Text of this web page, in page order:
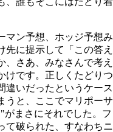
マン予想、ホッジ予想み
先に提示して「この答え
、さあ、みなさんで考え
けです。正しくたどりつ
違いだったというケース
うと、ここでマリポーサ
まさにそれでした。フ
て破られた、すなわちニ